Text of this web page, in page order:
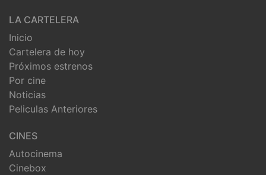
LA CARTELERA
Inicio
Cartelera de hoy
Próximos estrenos
Por cine
Noticias
Peliculas Anteriores
CINES
Autocinema
Cinebox